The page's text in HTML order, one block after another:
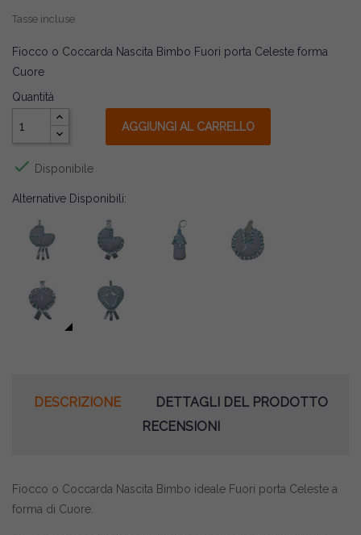
Tasse incluse
Fiocco o Coccarda Nascita Bimbo Fuori porta Celeste forma
Cuore
Quantità
AGGIUNGI AL CARRELLO
 Disponibile
Alternative Disponibili:
DESCRIZIONE
DETTAGLI DEL PRODOTTO
RECENSIONI
Fiocco o Coccarda Nascita Bimbo ideale Fuori porta Celeste a
forma di Cuore.